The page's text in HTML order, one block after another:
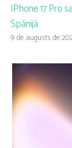
IPhone 17 Pro
Spānijā
9 de augusts de